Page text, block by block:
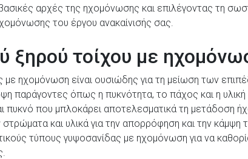
αρχές της ηχομόνωσης και επιλέγοντας τη
του έργου ανακαίνισής σας.
ξηρού τοίχου με
ηχομόνωση είναι ουσιώδης για τη μείωση των
παράγοντες όπως η πυκνότητα, το πάχος και η υλική
πυκνό που μπλοκάρει αποτελεσματικά τη μετάδοση
και υλικά για την απορρόφηση και την
τύπους γυψοσανίδας με ηχομόνωση για να